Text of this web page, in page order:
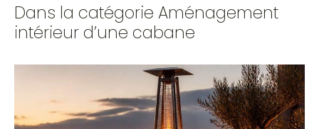
Dans la catégorie Aménagement
intérieur d’une cabane